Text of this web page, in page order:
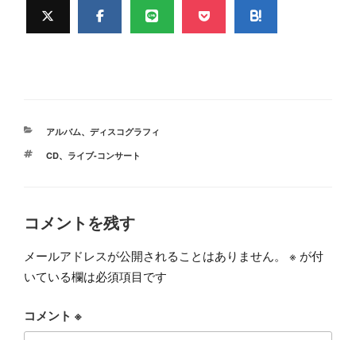
カ
ゴ
アルバム、 ディスコグラフィ
タ
CD、 ライブ-コンサート
コメントを残す
メールアドレスが公開されることはありません。 ※ が付
いている欄は必須項目です
コメント ※